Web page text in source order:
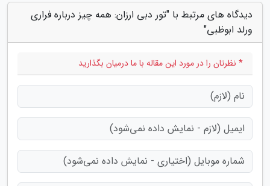
دیدگاه های مرتبط با "تور دبی ارزان: همه چیز درباره فراری
ورلد ابوظبی"
* نظرتان را در مورد این مقاله با ما درمیان بگذارید